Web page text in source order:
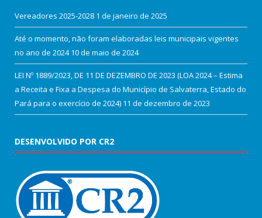
Vereadores 2025-2028 1 de janeiro de 2025
Até o momento, não foram elaboradas leis municipais vigentes
no ano de 2024 10 de maio de 2024
LEI Nº 1889/2023, DE 11 DE DEZEMBRO DE 2023 (LOA 2024 – Estima
a Receita e Fixa a Despesa do Município de Salvaterra, Estado do
Pará para o exercício de 2024) 11 de dezembro de 2023
DESENVOLVIDO POR CR2